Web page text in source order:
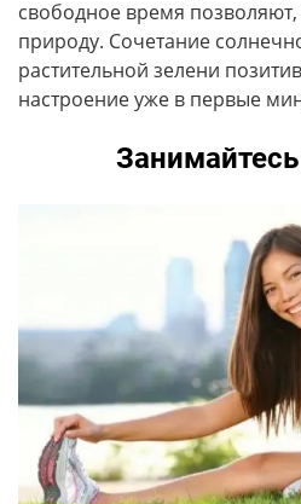
свободное время
природу. Сочетание
растительной зелени
настроение уже в первые